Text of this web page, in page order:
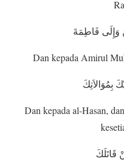
وَإِلَى فَاطِمَةَ
Dan kepada Amirul
بِمُوَالاَتِكَ
Dan kepada al-Hasan,
قَاتَلَكَ